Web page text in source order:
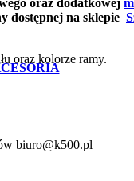
dostępnej na sklepie
oraz kolorze ramy.
biuro@k500.pl